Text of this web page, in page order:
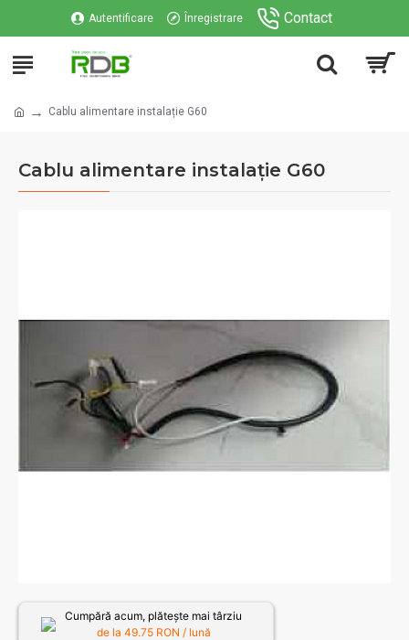
Autentificare Înregistrare Contact
Cablu alimentare instalație G60
Cablu alimentare instalație G60
Cumpără acum, plătește mai târziu
de la 49.75RON / lună